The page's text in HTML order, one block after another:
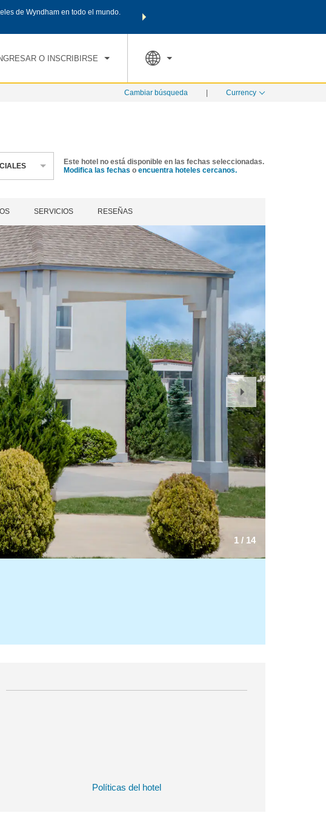
de Wyndham en todo el mundo.
Agrupa tu hotel, vuelos y mucho más con los Paquetes de
O INSCRIBIRSE
TARIFAS ESPECIALES
Cambiar búsqueda Currency
Este hotel no está disponible en las fechas seleccionadas.
Modifica las fechas o encuentra hoteles cercanos.
SERVICIOS RESEÑAS
1 / 14
Next
Slide
Políticas del hotel